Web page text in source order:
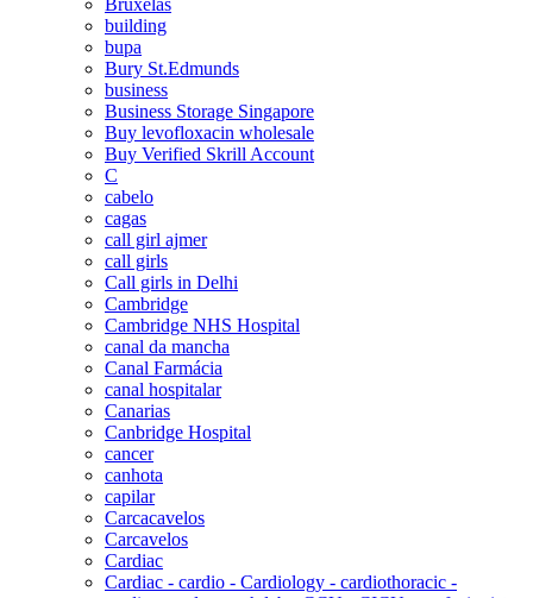
building
bupa
Bury St.Edmunds
business
Business Storage Singapore
Buy levofloxacin wholesale
Buy Verified Skrill Account
C
cabelo
cagas
call girl ajmer
call girls
Call girls in Delhi
Cambridge
Cambridge NHS Hospital
canal da mancha
Canal Farmácia
canal hospitalar
Canarias
Canbridge Hospital
cancer
canhota
capilar
Carcacavelos
Carcavelos
Cardiac
Cardiac - cardio - Cardiology - cardiothoracic -